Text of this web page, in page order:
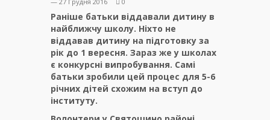
Раніше батьки віддавали дитину в
найближчу школу. Ніхто не
віддавав дитину на підготовку за
рік до 1 вересня. Зараз же у школах
є конкурсні випробування. Самі
батьки зробили цей процес для 5-6
річних дітей схожим на вступ до
інституту.